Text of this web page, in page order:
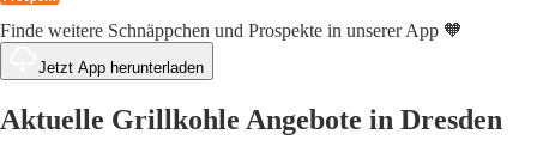
Finde weitere Schnäppchen und Prospekte in unserer App 🧡
Jetzt App herunterladen
Aktuelle Grillkohle Angebote in Dresden